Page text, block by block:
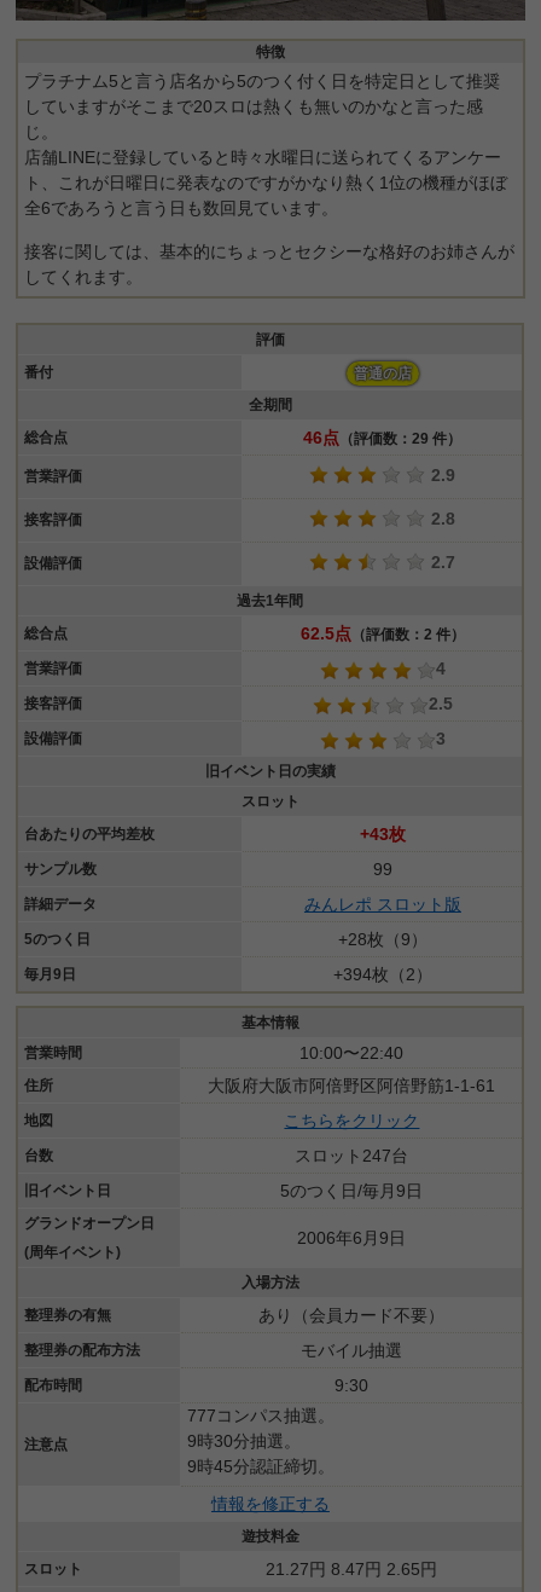
特徴
プラチナム5と言う店名から5のつく付く日を特定日として推奨
していますがそこまで20スロは熱くも無いのかなと言った感
じ。
店舗LINEに登録していると時々水曜日に送られてくるアンケー
ト、これが日曜日に発表なのですがかなり熱く1位の機種がほぼ
全6であろうと言う日も数回見ています。
接客に関しては、基本的にちょっとセクシーな格好のお姉さんが
してくれます。
評価
番付
普通の店
全期間
総合点
46点 （評価数：29 件）
営業評価 2.9
接客評価 2.8
設備評価 2.7
過去1年間
総合点
62.5点 （評価数：2 件）
営業評価
4
接客評価 2.5
設備評価 3
旧イベント日の実績
スロット
台あたりの平均差枚
+43枚
サンプル数 99
詳細データ みんレポ スロット版
5のつく日 +28枚（9）
毎月9日 +394枚（2）
基本情報
営業時間
10:00〜22:40
住所 大阪府大阪市阿倍野区阿倍野筋1-1-61
地図 こちらをクリック
台数 スロット247台
旧イベント日 5のつく日/毎月9日
グランドオープン日
(周年イベント)
2006年6月9日
入場方法
整理券の有無
あり（会員カード不要）
整理券の配布方法 モバイル抽選
配布時間 9:30
注意点
777コンパス抽選。
9時30分抽選。
9時45分認証締切。
情報を修正する
遊技料金
スロット
21.27円 8.47円 2.65円